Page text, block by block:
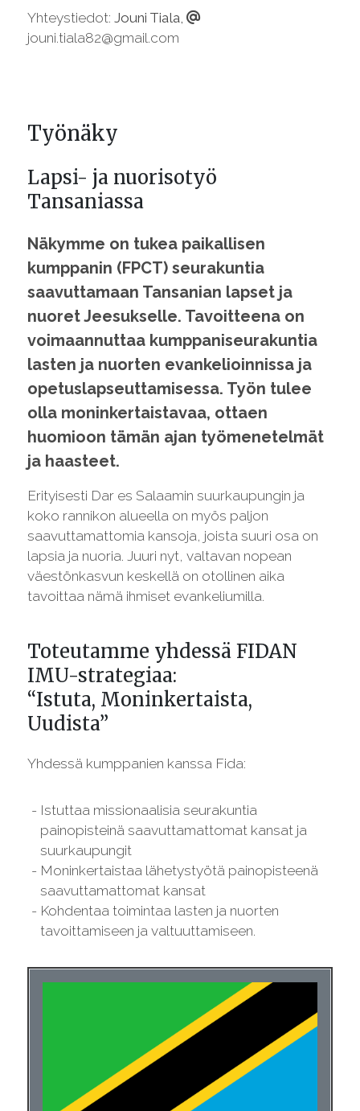
Yhteystiedot: Jouni Tiala,
jouni.tiala82@gmail.com
Työnäky
Lapsi- ja nuorisotyö
Tansaniassa
Näkymme on tukea paikallisen
kumppanin (FPCT) seurakuntia
saavuttamaan Tansanian lapset ja
nuoret Jeesukselle. Tavoitteena on
voimaannuttaa kumppaniseurakuntia
lasten ja nuorten evankelioinnissa ja
opetuslapseuttamisessa. Työn tulee
olla moninkertaistavaa, ottaen
huomioon tämän ajan työmenetelmät
ja haasteet.
Erityisesti Dar es Salaamin suurkaupungin ja
koko rannikon alueella on myös paljon
saavuttamattomia kansoja, joista suuri osa on
lapsia ja nuoria. Juuri nyt, valtavan nopean
väestönkasvun keskellä on otollinen aika
tavoittaa nämä ihmiset evankeliumilla.
Toteutamme yhdessä FIDAN
IMU-strategiaa:
“Istuta, Moninkertaista,
Uudista”
Yhdessä kumppanien kanssa Fida:
Istuttaa missionaalisia seurakuntia
painopisteinä saavuttamattomat kansat ja
suurkaupungit
Moninkertaistaa lähetystyötä painopisteenä
saavuttamattomat kansat
Kohdentaa toimintaa lasten ja nuorten
tavoittamiseen ja valtuuttamiseen.